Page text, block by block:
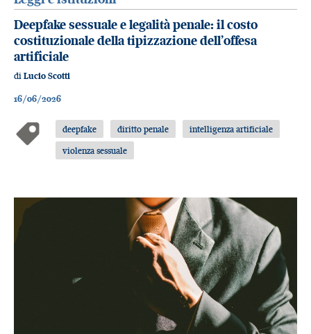
Deepfake sessuale e legalità penale: il costo
costituzionale della tipizzazione dell’offesa
artificiale
di Lucio Scotti
16/06/2026
deepfake diritto penale
intelligenza artificiale
violenza sessuale